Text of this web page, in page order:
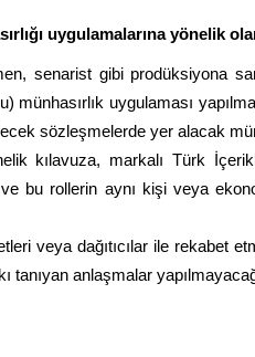
uygulamalarına yönelik
senarist gibi prodüksiyona
münhasırlık uygulaması
sözleşmelerde yer alacak
kılavuza, markalı Türk
ve bu rollerin aynı kişi veya
veya dağıtıcılar ile rekabet
tanıyan anlaşmalar